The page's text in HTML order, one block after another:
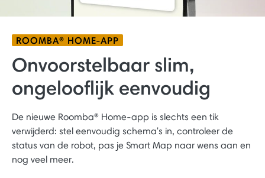
ROOMBA® HOME-APP
Onvoorstelbaar slim,
ongelooflijk eenvoudig
De nieuwe Roomba® Home-app is slechts een tik
verwijderd: stel eenvoudig schema's in, controleer de
status van de robot, pas je Smart Map naar wens aan en
nog veel meer.